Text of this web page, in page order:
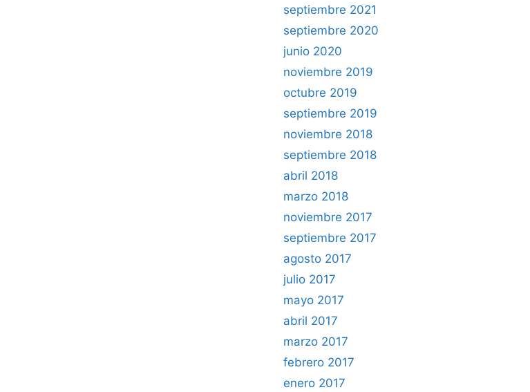
septiembre 2021
septiembre 2020
junio 2020
noviembre 2019
octubre 2019
septiembre 2019
noviembre 2018
septiembre 2018
abril 2018
marzo 2018
noviembre 2017
septiembre 2017
agosto 2017
julio 2017
mayo 2017
abril 2017
marzo 2017
febrero 2017
enero 2017